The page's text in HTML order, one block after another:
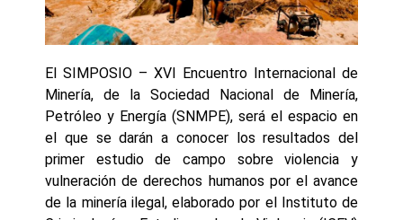
El SIMPOSIO – XVI Encuentro Internacional de
Minería, de la Sociedad Nacional de Minería,
Petróleo y Energía (SNMPE), será el espacio en
el que se darán a conocer los resultados del
primer estudio de campo sobre violencia y
vulneración de derechos humanos por el avance
de la minería ilegal, elaborado por el Instituto de